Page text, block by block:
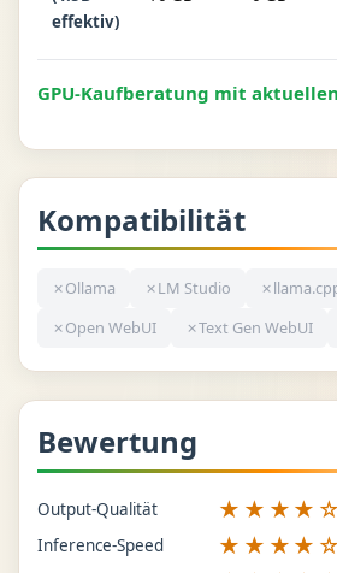
effektiv)
GPU-Kaufberatung mit
Kompatibilität
✗Ollama ✗LM Studio ✗
✗Open WebUI ✗Text Gen WebUI
Bewertung
Output-Qualität ★★★★☆
Inference-Speed
★★★★☆